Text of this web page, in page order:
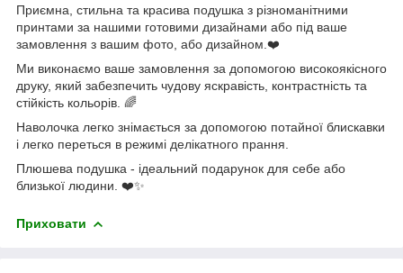
Приємна, стильна та красива подушка з різноманітними
принтами за нашими готовими дизайнами або під ваше
замовлення з вашим фото, або дизайном.❤️
Ми виконаємо ваше замовлення за допомогою високоякісного
друку, який забезпечить чудову яскравість, контрастність та
стійкість кольорів. 🌈
Наволочка легко знімається за допомогою потайної блискавки
і легко переться в режимі делікатного прання.
Плюшева подушка - ідеальний подарунок для себе або
близької людини. ❤️✨
Приховати